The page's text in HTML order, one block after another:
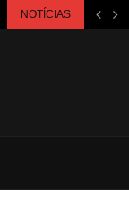
NOTÍCIAS